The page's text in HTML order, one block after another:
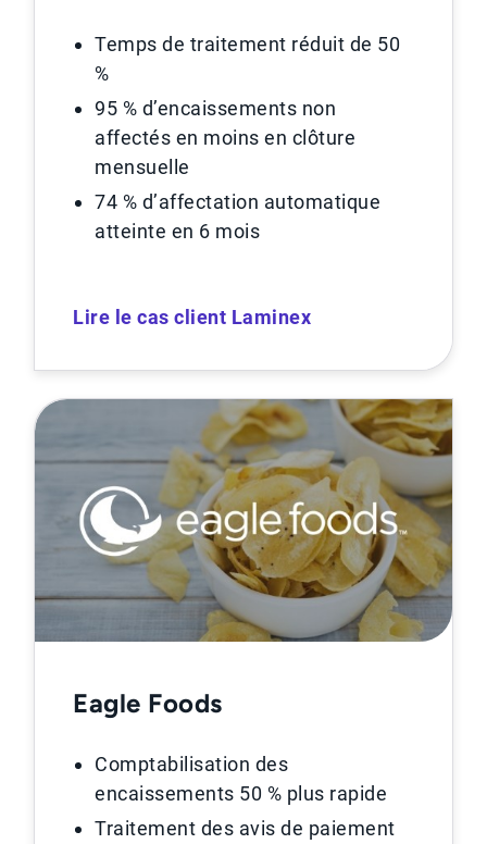
Temps de traitement réduit de 50
%
95 % d’encaissements non
affectés en moins en clôture
mensuelle
74 % d’affectation automatique
atteinte en 6 mois
Lire le cas client Laminex
Eagle Foods
Comptabilisation des
encaissements 50 % plus rapide
Traitement des avis de paiement